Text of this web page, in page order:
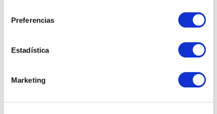
Preferencias
Estadística
Marketing